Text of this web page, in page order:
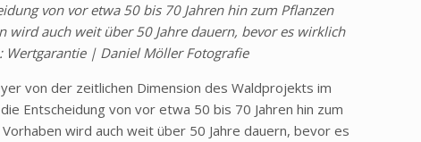
von vor etwa 50 bis 70 Jahren hin zum Pflanzen
wird auch weit über 50 Jahre dauern, bevor es wirklich
Wertgarantie | Daniel Möller Fotografie
von der zeitlichen Dimension des Waldprojekts im
Entscheidung von vor etwa 50 bis 70 Jahren hin zum
wird auch weit über 50 Jahre dauern, bevor es